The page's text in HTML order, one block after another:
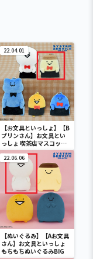
22.04.01
【お文具といっしょ】【B
プリンさん】お文具とい
っしょ 喫茶店マスコット
キーチェーン
22.06.06
【ぬいぐるみ】【Aお文具
さん】お文具といっしょ
もちもちぬいぐるみBIG